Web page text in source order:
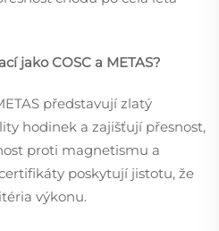
jako COSC a METAS?
představují zlatý
hodinek a zajišťují přesnost,
proti magnetismu a
poskytují jistotu, že
výkonu.